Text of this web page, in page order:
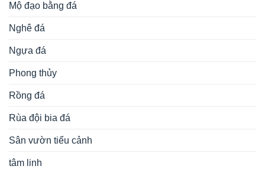
Mộ đạo bằng đá
Nghê đá
Ngựa đá
Phong thủy
Rồng đá
Rùa đội bia đá
Sân vườn tiểu cảnh
tâm linh